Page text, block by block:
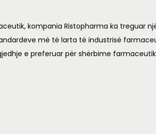
kompania Ristopharma ka treguar
më të larta të industrisë
e preferuar për shërbime